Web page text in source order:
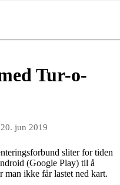
Tur-o-
20. jun 2019
sliter for tiden
(Google Play) til å
man ikke får lastet ned kart.